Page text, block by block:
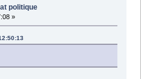
politique
»